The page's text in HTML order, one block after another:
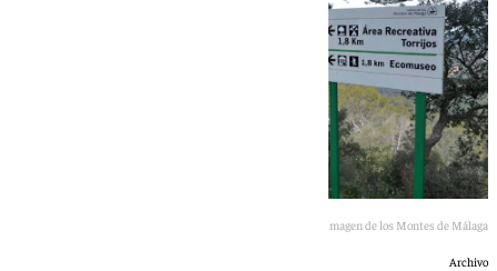
Imagen de los Montes de Málaga
Archivo